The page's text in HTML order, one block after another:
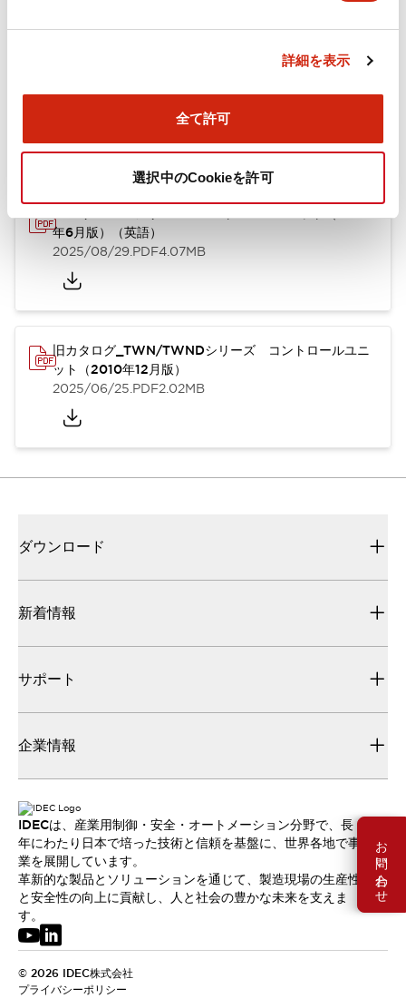
詳細を表示
全て許可
選択中のCookieを許可
お問い合わせ
年6月版）（日本語）
4.92MB
年6月版）（英語）
2025/08/29.PDF4.07MB
旧カタログ_TWN/TWNDシリーズ コントロールユニ
ット（2010年12月版）
2025/06/25.PDF2.02MB
ダウンロード
新着情報
サポート
企業情報
IDECは、産業用制御・安全・オートメーション分野で、長
年にわたり日本で培った技術と信頼を基盤に、世界各地で事
業を展開しています。
革新的な製品とソリューションを通じて、製造現場の生産性
と安全性の向上に貢献し、人と社会の豊かな未来を支えま
す。
© 2026 IDEC株式会社
プライバシーポリシー